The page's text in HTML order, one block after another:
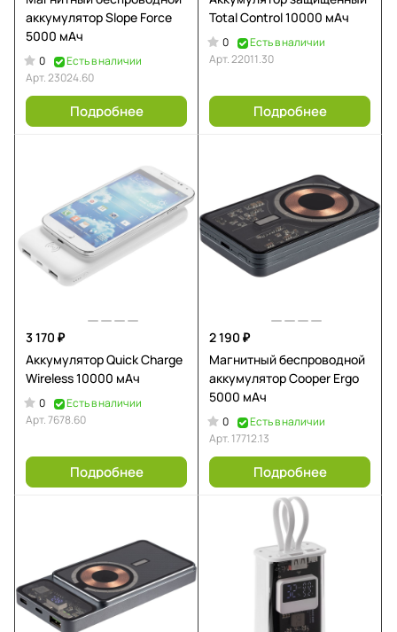
аккумулятор Slope Force
5000 мАч
0
Есть в наличии
Арт.23024.60
Подробнее
Total Control 10000 мАч
0
Есть в наличии
Арт.22011.30
Подробнее
3 170 ₽
Аккумулятор Quick Charge
Wireless 10000 мАч
0
Есть в наличии
Арт.7678.60
Подробнее
2 190 ₽
Магнитный беспроводной
аккумулятор Cooper Ergo
5000 мАч
0
Есть в наличии
Арт. 17712.13
Подробнее